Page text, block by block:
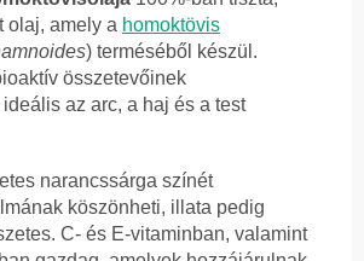
olaj, amely a homoktövis
) terméséből készül.
összetevőinek
az arc, a haj és a test
narancssárga színét
köszönheti, illata pedig
C- és E-vitaminban, valamint